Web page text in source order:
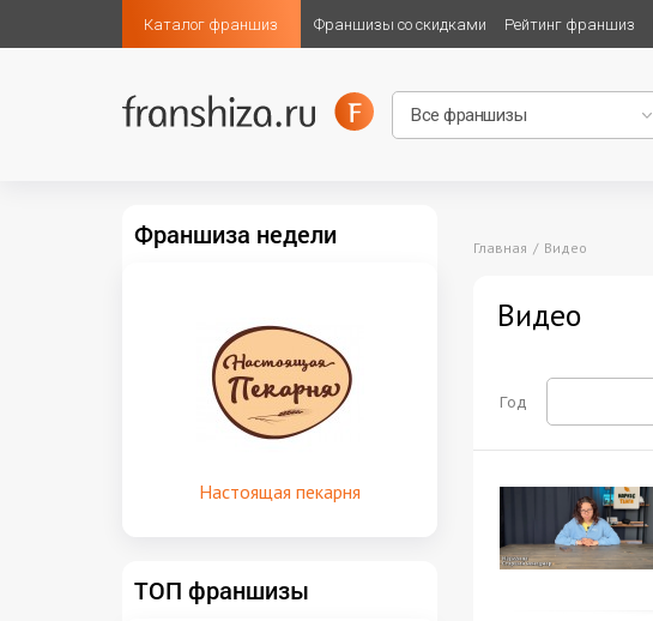
Каталог франшиз Франшизы со скидками Рейтинг франшиз
Главная Видео
Видео
Год
Франшиза недели
Настоящая пекарня
ТОП франшизы